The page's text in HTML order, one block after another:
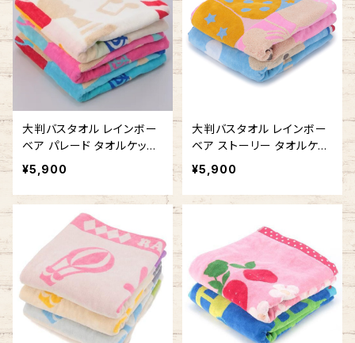
大判バスタオル レインボー
ベア パレード タオルケット
お昼寝に 今治タオルの日本
¥5,900
大判バスタオル レインボー
ベア ストーリー タオルケッ
ト お昼寝に 今治タオルの日
本製
¥5,900